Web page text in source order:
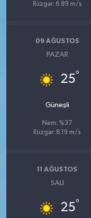
Rüzgar: 6.89 m/s
09 AĞUSTOS
PAZAR
25°
Güneşli
Nem: %37
Rüzgar: 8.19 m/s
11 AĞUSTOS
SALI
25°